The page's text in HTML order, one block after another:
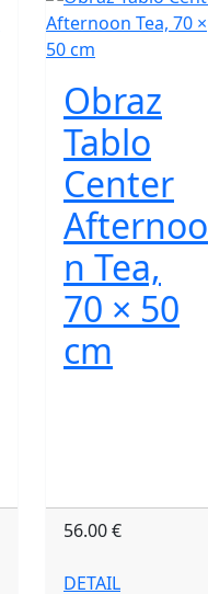
Obraz
Tablo
Center
Afternoo
n Tea,
70 × 50
cm
56.00 €
DETAIL